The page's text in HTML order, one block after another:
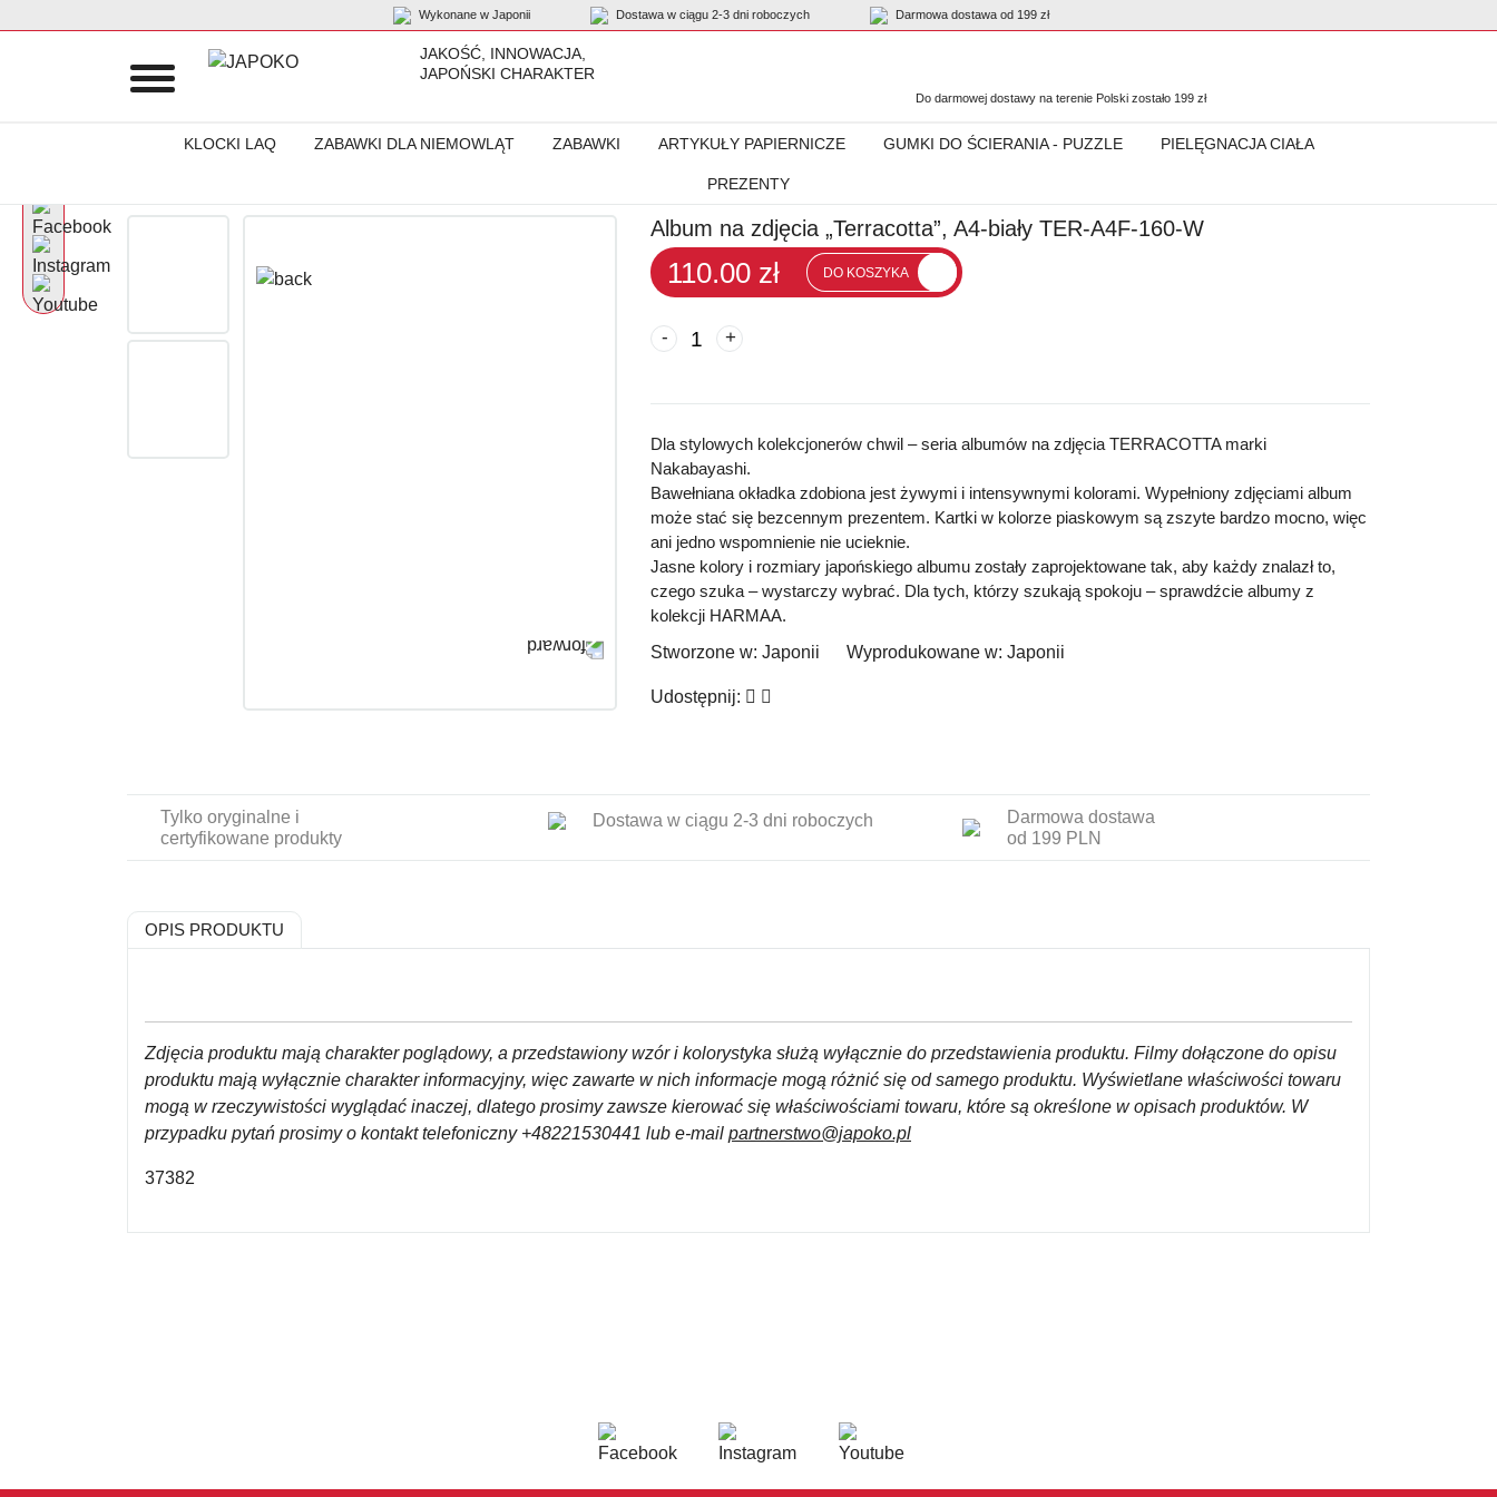
Wykonane w Japonii Dostawa w ciągu 2-3 dni roboczych Darmowa dostawa od 199 zł
JAKOŚĆ, INNOWACJA,
JAPOŃSKI CHARAKTER
Do darmowej dostawy na terenie Polski zostało 199 zł
KLOCKI LAQ ZABAWKI DLA NIEMOWLĄT ZABAWKI ARTYKUŁY PAPIERNICZE GUMKI DO ŚCIERANIA - PUZZLE PIELĘGNACJA CIAŁA
PREZENTY
Album na zdjęcia „Terracotta”, A4-biały TER-A4F-160-W
110.00 zł DO KOSZYKA
- +
Dla stylowych kolekcjonerów chwil – seria albumów na zdjęcia TERRACOTTA marki
Nakabayashi.
Bawełniana okładka zdobiona jest żywymi i intensywnymi kolorami. Wypełniony zdjęciami album
może stać się bezcennym prezentem. Kartki w kolorze piaskowym są zszyte bardzo mocno, więc
ani jedno wspomnienie nie ucieknie.
Jasne kolory i rozmiary japońskiego albumu zostały zaprojektowane tak, aby każdy znalazł to,
czego szuka – wystarczy wybrać. Dla tych, którzy szukają spokoju – sprawdźcie albumy z
kolekcji HARMAA.
Stworzone w: Japonii Wyprodukowane w: Japonii
Udostępnij:
Tylko oryginalne i
certyfikowane produkty
Dostawa w ciągu 2-3 dni roboczych
Darmowa dostawa
od 199 PLN
OPIS PRODUKTU
Zdjęcia produktu mają charakter poglądowy, a przedstawiony wzór i kolorystyka służą wyłącznie do przedstawienia produktu. Filmy dołączone do opisu
produktu mają wyłącznie charakter informacyjny, więc zawarte w nich informacje mogą różnić się od samego produktu. Wyświetlane właściwości towaru
mogą w rzeczywistości wyglądać inaczej, dlatego prosimy zawsze kierować się właściwościami towaru, które są określone w opisach produktów. W
przypadku pytań prosimy o kontakt telefoniczny +48221530441 lub e-mail partnerstwo@japoko.pl
37382